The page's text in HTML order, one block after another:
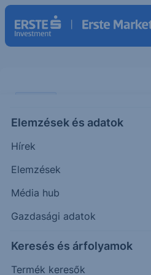
Elemzések és adatok
Hírek
Elemzések
Média hub
Gazdasági adatok
Keresés és árfolyamok
Termék keresők
gyorsan maga alá
Rábai
Ákos
Adobe - long